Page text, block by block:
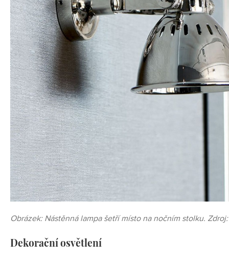
Obrázek: Nástěnná lampa šetří místo na nočním stolku.
Dekorační osvětlení